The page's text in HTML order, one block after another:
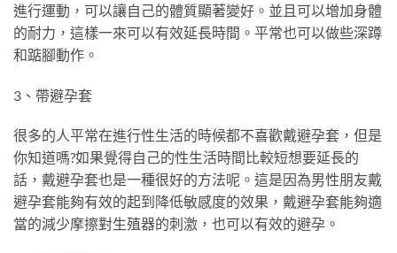
進行運動，可以讓自己的體質顯著變好。並且可以增加身體
的耐力，這樣一來可以有效延長時間。平常也可以做些深蹲
和踮腳動作。
3、帶避孕套
很多的人平常在進行性生活的時候都不喜歡戴避孕套，但是
你知道嗎?如果覺得自己的性生活時間比較短想要延長的
話，戴避孕套也是一種很好的方法呢。這是因為男性朋友戴
避孕套能夠有效的起到降低敏感度的效果，戴避孕套能夠適
當的減少摩擦對生殖器的刺激，也可以有效的避孕。